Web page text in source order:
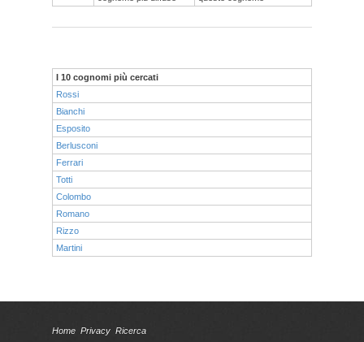
I 10 cognomi più cercati
Rossi
Bianchi
Esposito
Berlusconi
Ferrari
Totti
Colombo
Romano
Rizzo
Martini
Home Privacy Ricerca